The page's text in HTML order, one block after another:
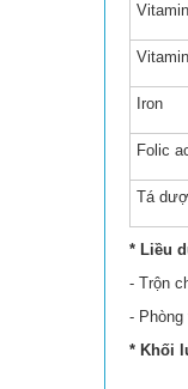
Iron
Folic
Tá
* Liều
- Trộn
- Phòng
* Khối